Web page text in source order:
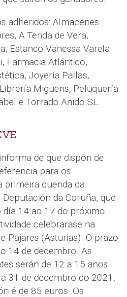
adheridos: Almacenes
A Tenda de Vera,
Estanco Vanessa Varela
Farmacia Atlántico,
Joyería Pallas,
Miguens, Peluquería
e Torrado Anido SL.
de que dispón de
para os
primeira quenda da
da Coruña, que
14 ao 17 do próximo
celebrarase na
Pajares (Asturias). O prazo
14 de decembro. As
serán de 12 a 15 anos
31 de decembro do 2021.
é de 85 euros. Os